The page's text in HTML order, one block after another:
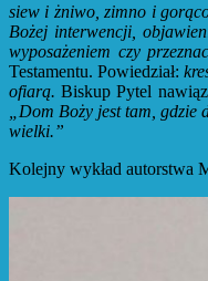
siew i żniwo, zimno i
Bożej interwencji,
wyposażeniem czy
Testamentu. Powiedział:
ofiarą.Biskup Pytel
„Dom Boży jest tam,
wielki.”
Kolejny wykład autorstwa